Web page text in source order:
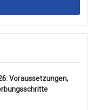
Voraussetzungen,